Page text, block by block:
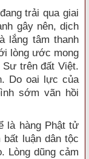
trải qua giai
gây nên, dịch
lắng tâm thanh
lòng ước mong
trên đất Việt.
Do oai lực của
sớm vãn hồi
là hàng Phật tử
bất luận dân tộc
Lòng dũng cảm